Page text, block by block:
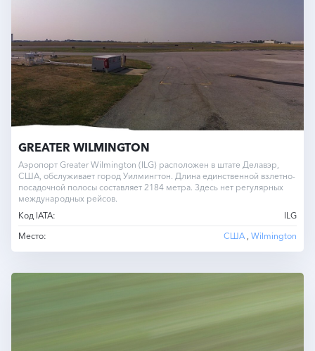
GREATER WILMINGTON
Аэропорт Greater Wilmington (ILG) расположен в штате Делавэр,
США, обслуживает город Уилмингтон. Длина единственной взлетно-
посадочной полосы составляет 2184 метра. Здесь нет регулярных
международных рейсов.
Код IATA:
ILG
Место:
США , Wilmington